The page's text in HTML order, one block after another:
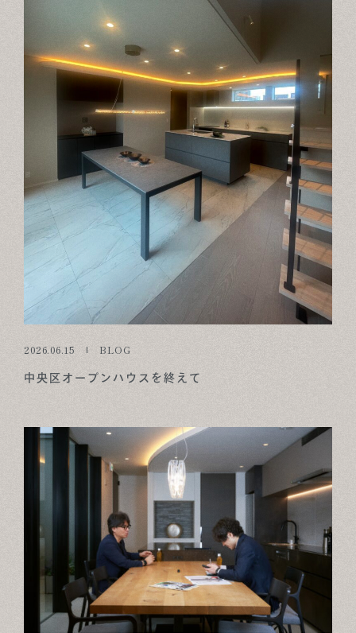
2026.06.15 BLOG
中央区オープンハウスを終えて